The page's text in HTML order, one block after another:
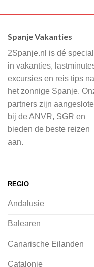
Wij hebben een
of je nu wilt
cultuur wilt
in de natuur.
Bij 2Spanje.nl
voordat je het
inspiratie op te
vliegvakantie
2Spanje.nl, met
klaarstaat om
beantwoorden
jij met een
Spanje Vakanties
2Spanje.nl is dé
in vakanties,
excursies en reis tips
het zonnige Spanje.
partners zijn
bij de ANVR, SGR en
bieden de beste reizen
aan.
REGIO
Andalusie
Balearen
Canarische Eilanden
Catalonie